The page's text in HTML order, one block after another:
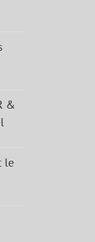
&
le